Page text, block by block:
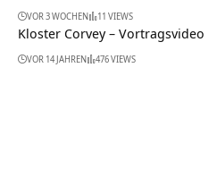
VOR 3 WOCHEN 11 VIEWS
Kloster Corvey‏‎ – Vortragsvideo
VOR 14 JAHREN 476 VIEWS